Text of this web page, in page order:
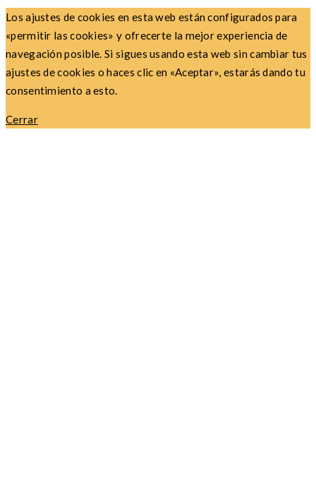
Los ajustes de cookies en esta web están configurados para
«permitir las cookies» y ofrecerte la mejor experiencia de
navegación posible. Si sigues usando esta web sin cambiar tus
ajustes de cookies o haces clic en «Aceptar», estarás dando tu
consentimiento a esto.
Cerrar